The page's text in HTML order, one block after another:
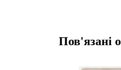
Пов'язані